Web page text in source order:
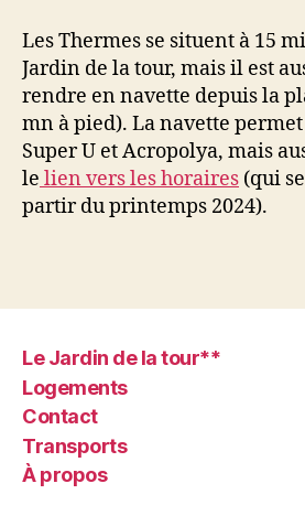
Les Thermes se situent à 15
Jardin de la tour, mais il est
rendre en navette depuis la
mn à pied). La navette
Super U et Acropolya, mais
le lien vers les horaires (qui
partir du printemps 2024).
Le Jardin de la tour**
Logements
Contact
Transports
À propos